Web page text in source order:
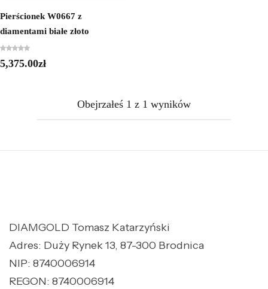
Pierścionek W0667 z
diamentami białe złoto
5,375.00zł
Obejrzałeś 1 z 1 wyników
DIAMGOLD Tomasz Katarzyński
Adres: Duży Rynek 13, 87-300 Brodnica
NIP: 8740006914
REGON: 8740006914